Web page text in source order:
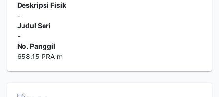
Deskripsi Fisik
-
Judul Seri
-
No. Panggil
658.15 PRA m